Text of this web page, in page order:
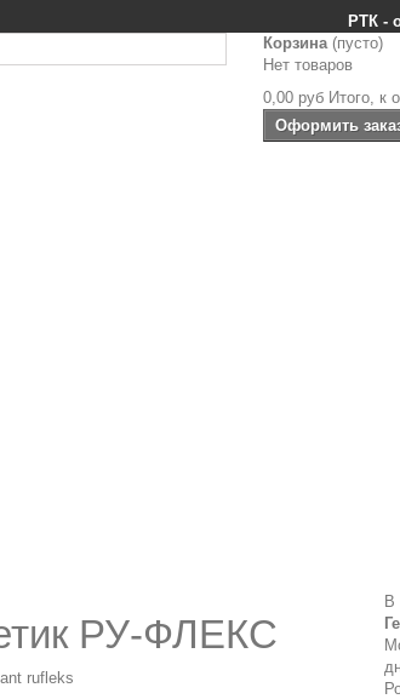
РТК -
Корзина (пусто)
Нет товаров
0,00 руб Итого, к
Оформить
РУ-ФЛЕКС
rufleks
В